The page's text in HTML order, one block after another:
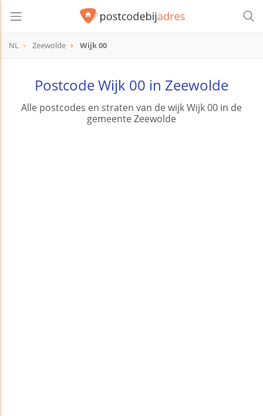
NL Zeewolde Wijk 00
Postcode Wijk 00 in Zeewolde
Alle postcodes en straten van de wijk Wijk 00 in de
gemeente Zeewolde